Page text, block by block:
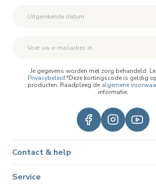
Je gegevens worden met zorg behandeld.
Privacybeleid.*Deze kortingscode is geldig
producten. Raadpleeg de algemene
informatie.
Contact & help
Service